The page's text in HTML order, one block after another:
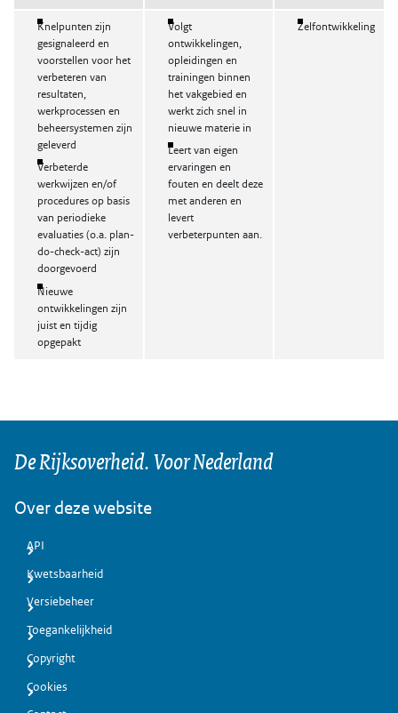
Knelpunten zijn
gesignaleerd en
voorstellen voor het
verbeteren van
resultaten,
werkprocessen en
beheersystemen zijn
geleverd
Verbeterde
werkwijzen en/of
procedures op basis
van periodieke
evaluaties (o.a. plan-
do-check-act) zijn
doorgevoerd
Nieuwe
ontwikkelingen zijn
juist en tijdig
opgepakt
Volgt
ontwikkelingen,
opleidingen en
trainingen binnen
het vakgebied en
werkt zich snel in
nieuwe materie in
Leert van eigen
ervaringen en
fouten en deelt deze
met anderen en
levert
verbeterpunten aan.
Zelfontwikkeling
De Rijksoverheid. Voor Nederland
Over deze website
API
Kwetsbaarheid
Versiebeheer
Toegankelijkheid
Copyright
Cookies